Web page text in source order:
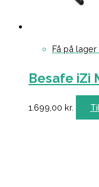
Få på
Besafe iZi
1.699,00 kr.